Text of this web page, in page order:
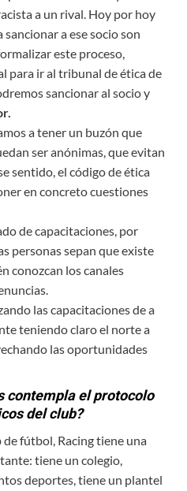
a un rival. Hoy por hoy
a ese socio son
este proceso,
para ir al tribunal de ética de
sancionar al socio y
a tener un buzón que
ser anónimas, que evitan
sentido, el código de ética
en concreto cuestiones
de capacitaciones, por
personas sepan que existe
conozcan los canales
las capacitaciones de a
teniendo claro el norte a
las oportunidades
contempla el protocolo
del club?
fútbol, Racing tiene una
tiene un colegio,
deportes, tiene un plantel